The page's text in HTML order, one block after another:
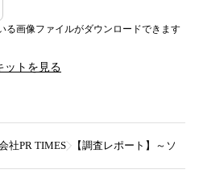
る画像ファイルがダウンロードできます
ットを見る
社PR TIMES 【調査レポート】～ソー